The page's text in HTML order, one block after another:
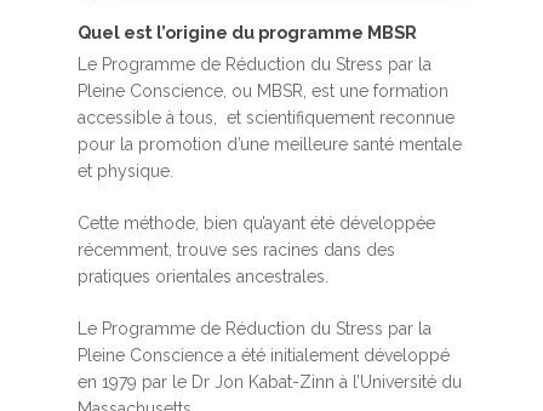
Quel est l’origine du programme MBSR
Le Programme de Réduction du Stress par la
Pleine Conscience, ou MBSR, est une formation
accessible à tous, et scientifiquement reconnue
pour la promotion d’une meilleure santé mentale
et physique.
Cette méthode, bien qu’ayant été développée
récemment, trouve ses racines dans des
pratiques orientales ancestrales.
Le Programme de Réduction du Stress par la
Pleine Conscience a été initialement développé
en 1979 par le Dr Jon Kabat-Zinn à l’Université du